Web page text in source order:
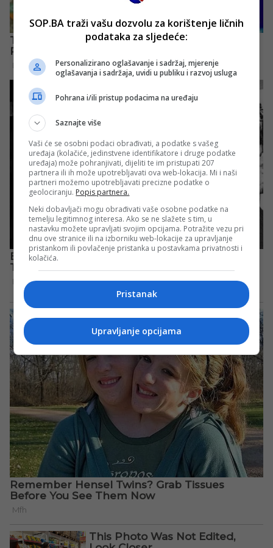
SOP.BA traži vašu dozvolu za korištenje ličnih
podataka za sljedeće:
Personalizirano oglašavanje i sadržaj, mjerenje
oglašavanja i sadržaja, uvidi u publiku i razvoj usluga
Pohrana i/ili pristup podacima na uređaju
Saznajte više
Vaši će se osobni podaci obrađivati, a podatke s vašeg
uređaja (kolačiće, jedinstvene identifikatore i druge podatke
uređaja) može pohranjivati, dijeliti te im pristupati 207
partnera ili ih može upotrebljavati ova web-lokacija. Mi i naši
partneri možemo upotrebljavati precizne podatke o
geolociranju. Popis partnera.
Neki dobavljači mogu obrađivati vaše osobne podatke na
temelju legitimnog interesa. Ako se ne slažete s tim, u
nastavku možete upravljati svojim opcijama. Potražite vezu pri
dnu ove stranice ili na izborniku web-lokacije za upravljanje
pristankom ili povlačenje pristanka u postavkama privatnosti i
kolačića.
Pristanak
Upravljanje opcijama